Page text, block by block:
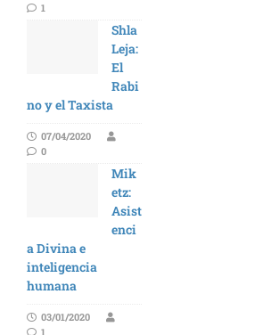
1
Shla
Leja:
El
Rabi
no y el Taxista
07/04/2020
0
Mik
etz:
Asist
enci
a Divina e
inteligencia
humana
03/01/2020
1